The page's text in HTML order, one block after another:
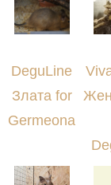
DeguLine
Злата for
Germeona